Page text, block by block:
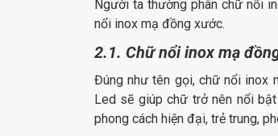
Người ta thường phân chữ nổi
nổi inox mạ đồng xước.
2.1. Chữ nổi inox mạ
Đúng như tên gọi, chữ nổi inox
Led sẽ giúp chữ trở nên nổi
phong cách hiện đại, trẻ trung,